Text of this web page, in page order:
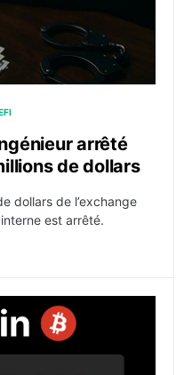
arrêté
de dollars
dollars de l’exchange
est arrêté.
$ liquidés en 24h, Bitcoin